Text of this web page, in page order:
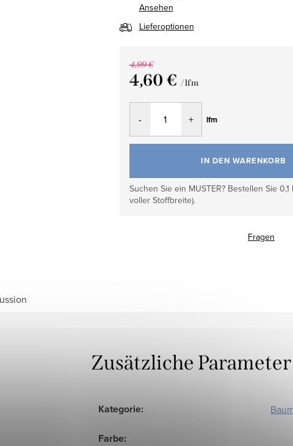
Ansehen
Lieferoptionen
4,99 €
4,60 € / lfm
Verkaufspreis:
lfm
IN DEN WARENKORB
Suchen Sie ein MUSTER? Bestellen Sie 0,1
voller Stoffbreite).
Fragen
Zusätzliche Parameter
Kategorie:
Farbe: